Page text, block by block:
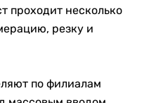
проходит несколько
резку и
по филиалам